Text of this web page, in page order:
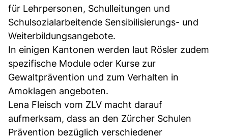
für Lehrpersonen, Schulleitungen und
Schulsozialarbeitende Sensibilisierungs- und
Weiterbildungsangebote.
In einigen Kantonen werden laut Rösler zudem
spezifische Module oder Kurse zur
Gewaltprävention und zum Verhalten in
Amoklagen angeboten.
Lena Fleisch vom ZLV macht darauf
aufmerksam, dass an den Zürcher Schulen
Prävention bezüglich verschiedener